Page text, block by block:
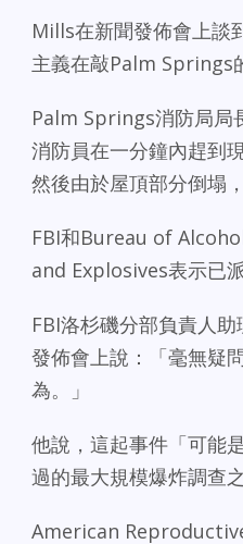
Mills在新聞發佈會上談
主義在敲Palm Springs
Palm Springs消防局局
消防員在一分鐘內趕到
然後由於屋頂部分倒塌
FBI和Bureau of
and Explosives表示已
FBI洛杉磯分部負責人
發佈會上說：「毫無疑
為。」
他說，這起事件「可能
過的最大規模爆炸調查之
American